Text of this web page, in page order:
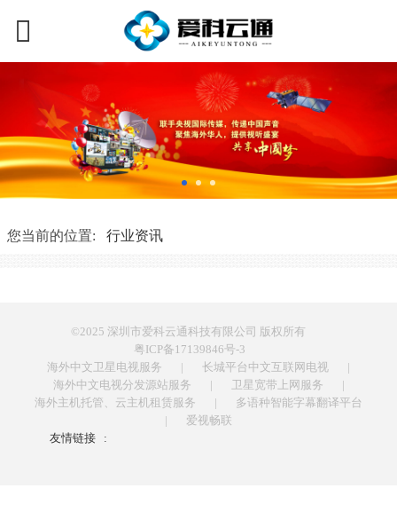
您当前的位置: 行业资讯
©2025 深圳市爱科云通科技有限公司 版权所有
粤ICP备17139846号-3
海外中文卫星电视服务
| 长城平台中文互联网电视
|
海外中文电视分发源站服务
| 卫星宽带上网服务
|
海外主机托管、云主机租赁服务
|
多语种智能字幕翻译平台
|
爱视畅联
友情链接
: